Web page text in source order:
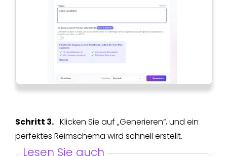
Schritt 3. Klicken Sie auf „Generieren“, und ein
perfektes Reimschema wird schnell erstellt.
Lesen Sie auch